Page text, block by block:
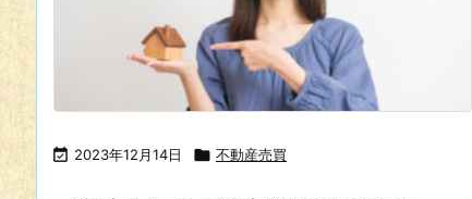
 2023年12月14日  不動産売買